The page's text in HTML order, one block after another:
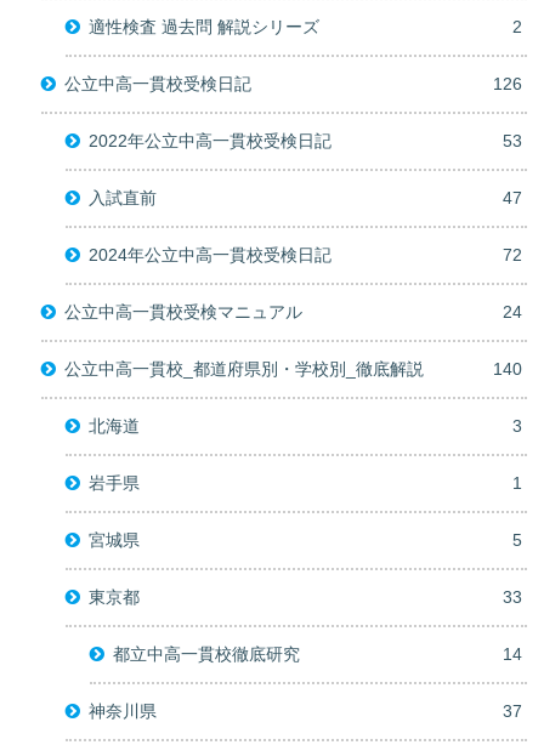
適性検査 過去問 解説シリーズ 2
公立中高一貫校受検日記 126
2022年公立中高一貫校受検日記 53
入試直前 47
2024年公立中高一貫校受検日記 72
公立中高一貫校受検マニュアル 24
公立中高一貫校_都道府県別・学校別_徹底解説 140
北海道 3
岩手県 1
宮城県 5
東京都 33
都立中高一貫校徹底研究 14
神奈川県 37